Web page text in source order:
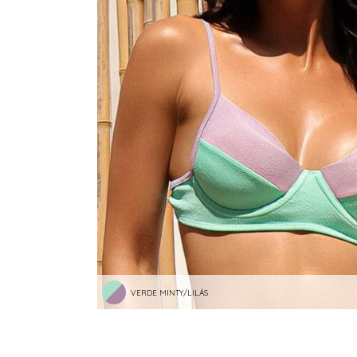
SAÍDAS DE PRAIA
SANDÁLIAS
SHORTS E SAIAS
TOP E CROPPEDS
TRICOTS
VESTIDOS
VERDE MINTY/LILÁS